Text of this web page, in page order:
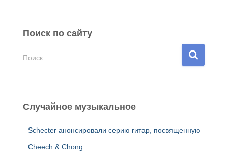
Поиск по сайту
Н
а
:
Поиск…
Случайное музыкальное
Schecter анонсировали серию гитар, посвященную
Cheech & Chong